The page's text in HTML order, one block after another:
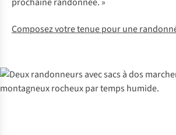
Composez votre tenue pour une